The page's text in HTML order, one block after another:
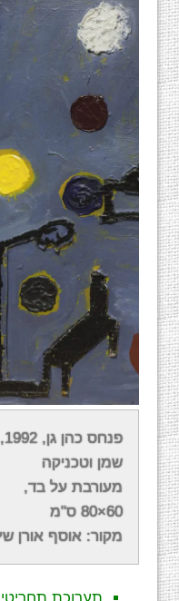
פנחס כהן גן, 1992,
שמן וטכניקה
מעורבת על בד,
60×80 ס"מ
מקור: אוסף אורן
אודות עבודתו
עולם היצירה של
האמנות לבין
שנות ה-